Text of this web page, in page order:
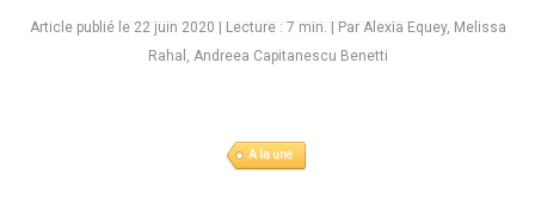
Article publié le 22 juin 2020|Lecture : 7 min. | Par Alexia Equey, Melissa
Rahal, Andreea Capitanescu Benetti
A la une